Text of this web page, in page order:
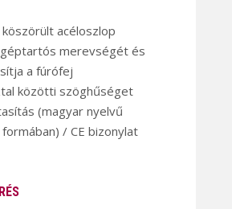
acéloszlop
merevségét és
a fúrófej
közötti szöghűséget
(magyar nyelvű
/ CE bizonylat